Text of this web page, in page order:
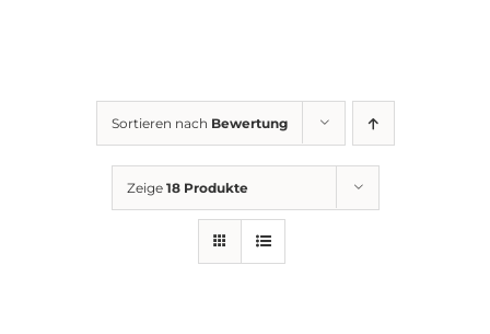
Sortieren nach Bewertung
Zeige 18 Produkte